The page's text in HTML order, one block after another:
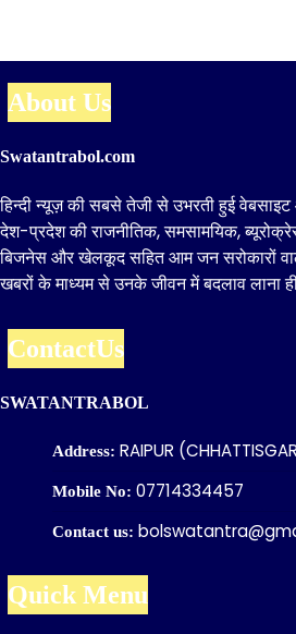
About Us
Swatantrabol.com
हिन्दी न्यूज़ की सबसे तेजी से उभरती हुई वेबसाइट
देश-प्रदेश की राजनीतिक, समसामयिक,
बिजनेस और खेलकूद सहित आम जन सरोकारों
खबरों के माध्यम से उनके जीवन में बदलाव लाना ही
ContactUs
SWATANTRABOL
Address: RAIPUR
Mobile No: 07714334457
Contact us:
Quick Menu